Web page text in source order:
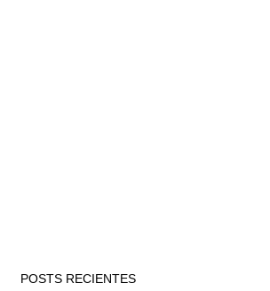
POSTS RECIENTES